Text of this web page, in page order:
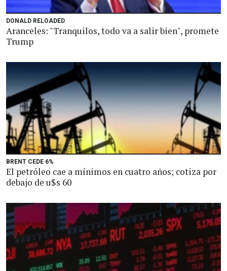
DONALD RELOADED
Aranceles: "Tranquilos, todo va a salir bien", promete
Trump
BRENT CEDE 6%
El petróleo cae a mínimos en cuatro años; cotiza por
debajo de u$s 60